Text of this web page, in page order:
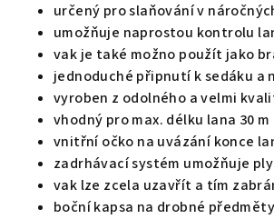
určený pro slaňování v
umožňuje naprostou kontrolu
vak je také možno použít jako
jednoduché připnutí k sedáku a
vyroben z odolného a velmi
vhodný pro max. délku lana 30 m
vnitřní očko na uvázání konce
zadrhávací systém umožňuje
vak lze zcela uzavřít a tím
boční kapsa na drobné